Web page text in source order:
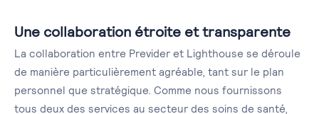
Une collaboration étroite et transparente
La collaboration entre Previder et Lighthouse se déroule
de manière particulièrement agréable, tant sur le plan
personnel que stratégique. Comme nous fournissons
tous deux des services au secteur des soins de santé,